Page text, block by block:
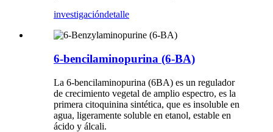
investigacióndetalle
6-bencilaminopurina (6-BA)
La 6-bencilaminopurina (6BA) es un regulador
de crecimiento vegetal de amplio espectro, es la
primera citoquinina sintética, que es insoluble en
agua, ligeramente soluble en etanol, estable en
ácido y álcali.